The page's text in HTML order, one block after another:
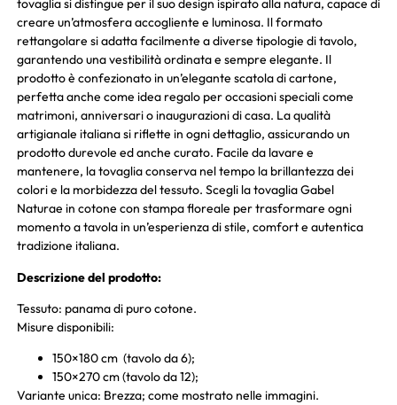
tovaglia si distingue per il suo design ispirato alla natura, capace di
creare un’atmosfera accogliente e luminosa. Il formato
rettangolare si adatta facilmente a diverse tipologie di tavolo,
garantendo una vestibilità ordinata e sempre elegante. Il
prodotto è confezionato in un’elegante scatola di cartone,
perfetta anche come idea regalo per occasioni speciali come
matrimoni, anniversari o inaugurazioni di casa. La qualità
artigianale italiana si riflette in ogni dettaglio, assicurando un
prodotto durevole ed anche curato. Facile da lavare e
mantenere, la tovaglia conserva nel tempo la brillantezza dei
colori e la morbidezza del tessuto. Scegli la tovaglia Gabel
Naturae in cotone con stampa floreale per trasformare ogni
momento a tavola in un’esperienza di stile, comfort e autentica
tradizione italiana.
Descrizione del prodotto:
Tessuto: panama di puro cotone.
Misure disponibili:
150×180 cm (tavolo da 6);
150×270 cm (tavolo da 12);
Variante unica: Brezza; come mostrato nelle immagini.